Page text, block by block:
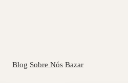
Blog Sobre Nós Bazar